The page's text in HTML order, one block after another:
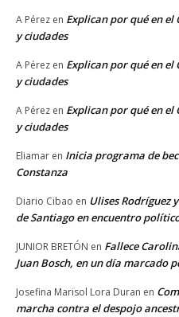
A Pérez en Explican por qué en el
y ciudades
A Pérez en Explican por qué en el
y ciudades
A Pérez en Explican por qué en el
y ciudades
Eliamar en Inicia programa de
Constanza
Diario Cibao en Ulises Rodríguez
de Santiago en encuentro
JUNIOR BRETÓN en Fallece
Juan Bosch, en un día marcado
Josefina Marisol Lora Duran en
marcha contra el despojo